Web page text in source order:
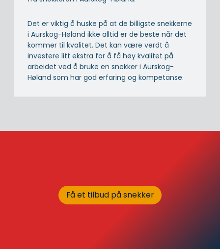
Det er viktig å huske på at de billigste snekkerne
i Aurskog-Høland ikke alltid er de beste når det
kommer til kvalitet. Det kan være verdt å
investere litt ekstra for å få høy kvalitet på
arbeidet ved å bruke en snekker i Aurskog-
Høland som har god erfaring og kompetanse.
Få et tilbud på snekker